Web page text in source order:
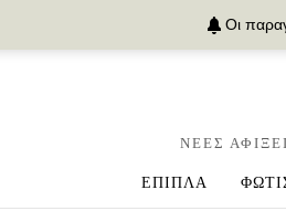
Οι
ΝΕΕΣ
ΕΠΙΠΛΑ